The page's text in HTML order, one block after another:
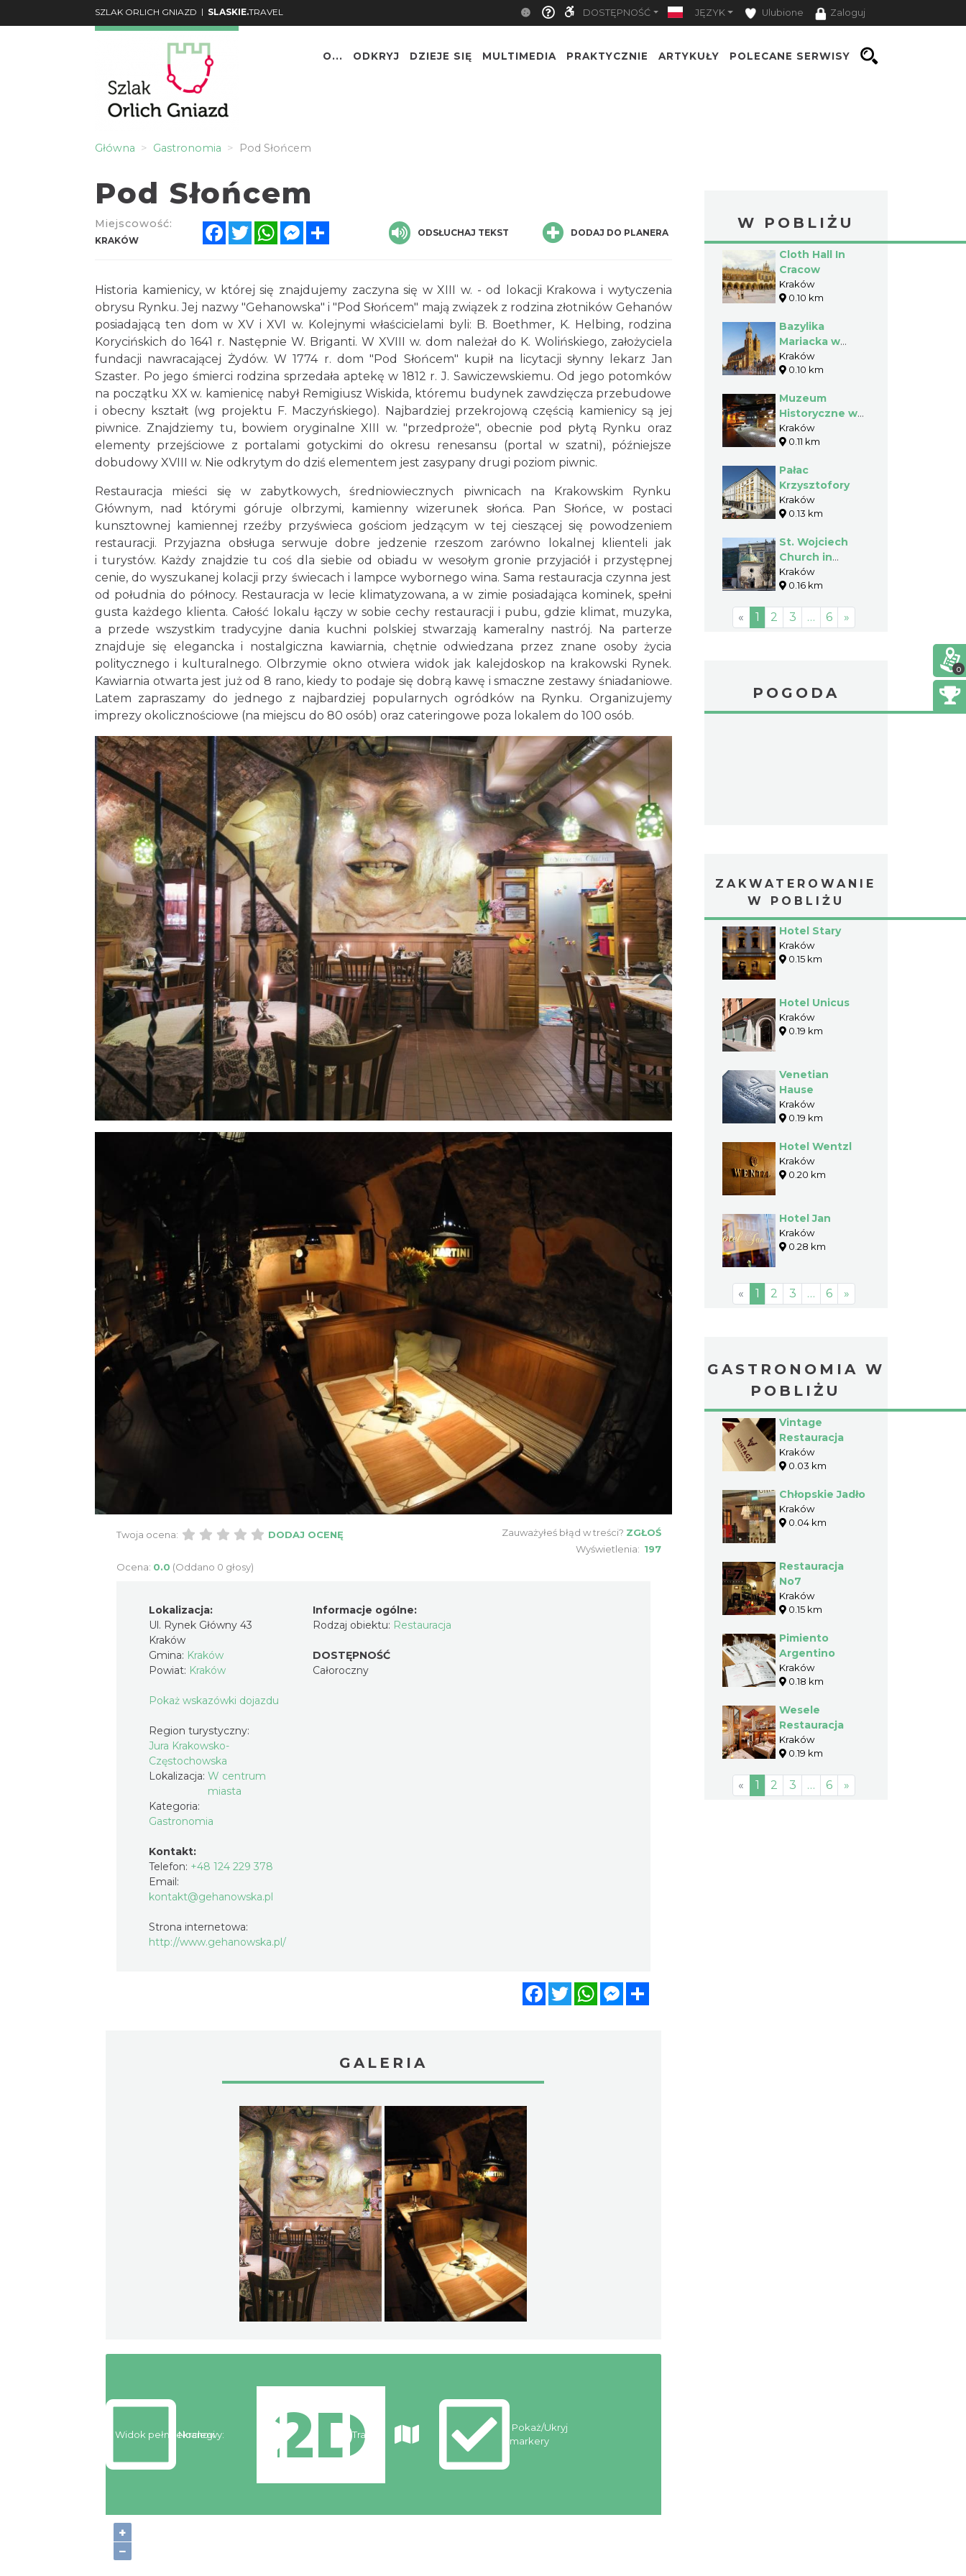
SZLAK ORLICH GNIAZD | SLASKIE.TRAVEL DOSTĘPNOŚĆ JĘZYK Ulubione Zaloguj
O... ODKRYJ DZIEJE SIĘ MULTIMEDIA PRAKTYCZNIE ARTYKUŁY POLECANE SERWISY
Główna Gastronomia Pod Słońcem
Pod Słońcem
Miejscowość:
KRAKÓW
FacebookTwitterWhatsAppMessenger ODSŁUCHAJ TEKST DODAJ DO PLANERA
Historia kamienicy, w której się znajdujemy zaczyna się w XIII w. - od lokacji Krakowa i wytyczenia
obrysu Rynku. Jej nazwy "Gehanowska" i "Pod Słońcem" mają związek z rodzina złotników Gehanów
posiadającą ten dom w XV i XVI w. Kolejnymi właścicielami byli: B. Boethmer, K. Helbing, rodzina
Korycińskich do 1641 r. Następnie W. Briganti. W XVIII w. dom należał do K. Wolińskiego, założyciela
fundacji nawracającej Żydów. W 1774 r. dom "Pod Słońcem" kupił na licytacji słynny lekarz Jan
Szaster. Po jego śmierci rodzina sprzedała aptekę w 1812 r. J. Sawiczewskiemu. Od jego potomków
na początku XX w. kamienicę nabył Remigiusz Wiskida, któremu budynek zawdzięcza przebudowe
i obecny kształt (wg projektu F. Maczyńskiego). Najbardziej przekrojową częścią kamienicy są jej
piwnice. Znajdziemy tu, bowiem oryginalne XIII w. "przedproże", obecnie pod płytą Rynku oraz
elementy przejściowe z portalami gotyckimi do okresu renesansu (portal w szatni), późniejsze
dobudowy XVIII w. Nie odkrytym do dziś elementem jest zasypany drugi poziom piwnic.
Restauracja mieści się w zabytkowych, średniowiecznych piwnicach na Krakowskim Rynku
Głównym, nad którymi góruje olbrzymi, kamienny wizerunek słońca. Pan Słońce, w postaci
kunsztownej kamiennej rzeźby przyświeca gościom jedzącym w tej cieszącej się powodzeniem
restauracji. Przyjazna obsługa serwuje dobre jedzenie rzeszom zarówno lokalnej klienteli jak
i turystów. Każdy znajdzie tu coś dla siebie od obiadu w wesołym gronie przyjaciół i przystępnej
cenie, do wyszukanej kolacji przy świecach i lampce wybornego wina. Sama restauracja czynna jest
od południa do północy. Restauracja w lecie klimatyzowana, a w zimie posiadająca kominek, spełni
gusta każdego klienta. Całość lokalu łączy w sobie cechy restauracji i pubu, gdzie klimat, muzyka,
a przede wszystkim tradycyjne dania kuchni polskiej stwarzają kameralny nastrój. Na parterze
znajduje się elegancka i nostalgiczna kawiarnia, chętnie odwiedzana przez znane osoby życia
politycznego i kulturalnego. Olbrzymie okno otwiera widok jak kalejdoskop na krakowski Rynek.
Kawiarnia otwarta jest już od 8 rano, kiedy to podaje się dobrą kawę i smaczne zestawy śniadaniowe.
Latem zapraszamy do jednego z najbardziej popularnych ogródków na Rynku. Organizujemy
imprezy okolicznościowe (na miejscu do 80 osób) oraz cateringowe poza lokalem do 100 osób.
Twoja ocena: DODAJ OCENĘ
Ocena: 0.0 (Oddano 0 głosy)
Zauważyłeś błąd w treści? ZGŁOŚ
Wyświetlenia: 197
Lokalizacja:
Ul. Rynek Główny 43
Kraków
Gmina: Kraków
Powiat: Kraków
Pokaż wskazówki dojazdu
Region turystyczny:
Jura Krakowsko-
Częstochowska
Lokalizacja: W centrum
miasta
Kategoria:
Gastronomia
Kontakt:
Telefon: +48 124 229 378
Email:
kontakt@gehanowska.pl
Strona internetowa:
http://www.gehanowska.pl/
Informacje ogólne:
Rodzaj obiektu: Restauracja
DOSTĘPNOŚĆ
Całoroczny
FacebookTwitterWhatsAppMessenger
GALERIA
+
−
Widok pełnoekranowy:
Noclegi Trasy
Pokaż/Ukryj
markery
W POBLIŻU
Cloth Hall In
Cracow
Kraków
0.10 km
Bazylika
Mariacka w
Krakowie
Kraków
0.10 km
Muzeum
Historyczne w
podziemiach
Krakowa
Kraków
0.11 km
Pałac
Krzysztofory
Kraków
0.13 km
St. Wojciech
Church in
Cracow
Kraków
0.16 km
« 1 2 3 … 6 »
POGODA
ZAKWATEROWANIE
W POBLIŻU
Hotel Stary
Kraków
0.15 km
Hotel Unicus
Kraków
0.19 km
Venetian
Hause
Kraków
0.19 km
Hotel Wentzl
Kraków
0.20 km
Hotel Jan
Kraków
0.28 km
« 1 2 3 … 6 »
GASTRONOMIA W
POBLIŻU
Vintage
Restauracja
Kraków
0.03 km
Chłopskie Jadło
Kraków
0.04 km
Restauracja
No7
Kraków
0.15 km
Pimiento
Argentino
Kraków
0.18 km
Wesele
Restauracja
Kraków
0.19 km
« 1 2 3 … 6 »
0